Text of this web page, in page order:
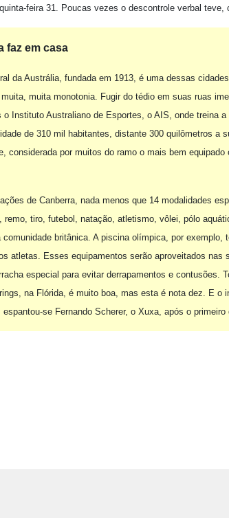
feira 31. Poucas vezes o descontrole verbal
faz em casa
da Austrália, fundada em 1913, é uma dessas
muita monotonia. Fugir do tédio em suas ruas
Instituto Australiano de Esportes, o AIS, onde treina
de 310 mil habitantes, distante 300 quilômetros a
considerada por muitos do ramo o mais bem
de Canberra, nada menos que 14 modalidades
remo, tiro, futebol, natação, atletismo, vôlei, pólo
britânica. A piscina olímpica, por exemplo,
atletas. Esses equipamentos serão aproveitados
especial para evitar derrapamentos e contusões.
na Flórida, é muito boa, mas esta é nota dez. E o
espantou-se Fernando Scherer, o Xuxa, após o